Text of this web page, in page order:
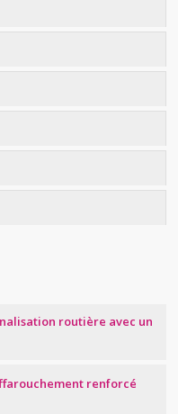
routière avec un
renforcé